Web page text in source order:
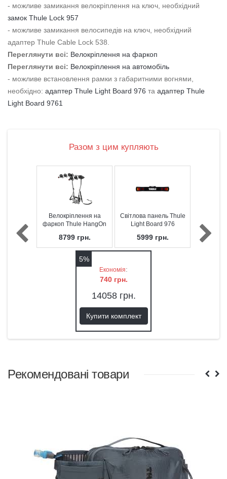
- можливе замикання велокріплення на ключ, необхідний
замок Thule Lock 957
- можливе замикання велосипедів на ключ, необхідний
адаптер Thule Cable Lock 538.
Переглянути всі: Велокріплення на фаркоп
Переглянути всі: Велокріплення на автомобіль
- можливе встановлення рамки з габаритними вогнями,
необхідно: адаптер Thule Light Board 976 та адаптер Thule
Light Board 9761
Разом з цим купляють
Велокріплення на
фаркоп Thule HangOn
8799грн.
Світлова панель Thule
Light Board 976
5999грн.
5%
Економія:
740грн.
14058грн.
Купити комплект
Рекомендовані товари